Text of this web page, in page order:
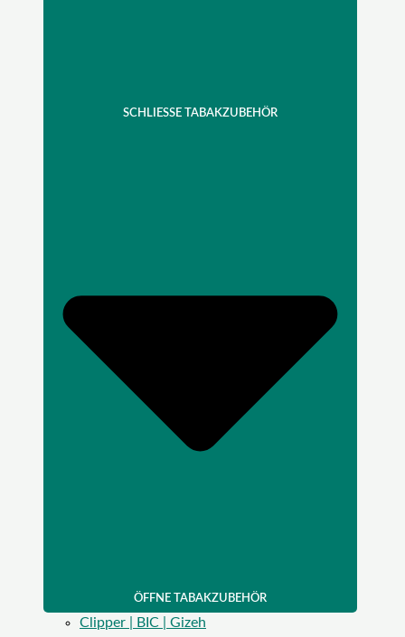
SCHLIESSE TABAKZUBEHÖR
ÖFFNE TABAKZUBEHÖR
Clipper | BIC | Gizeh